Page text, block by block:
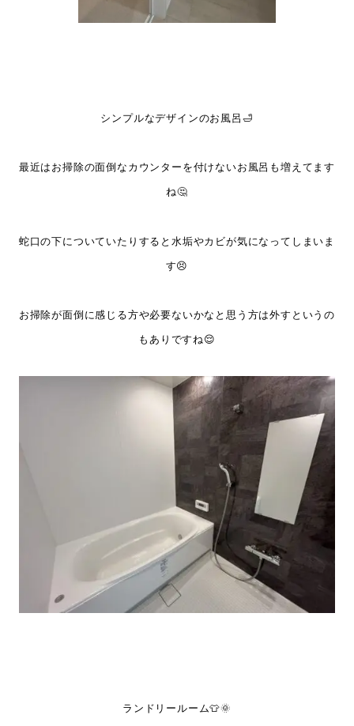
シンプルなデザインのお風呂🛁
最近はお掃除の面倒なカウンターを付けないお風呂も増えてます
ね🤔
蛇口の下についていたりすると水垢やカビが気になってしまいま
す😣
お掃除が面倒に感じる方や必要ないかなと思う方は外すというの
もありですね😌
ランドリールーム👕🌞